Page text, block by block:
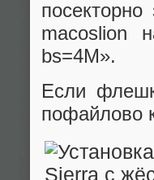
macoslion
bs=4M».
Если
пофайлово